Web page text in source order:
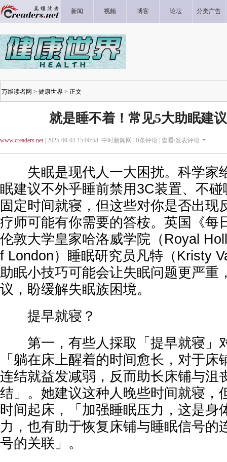
新闻 视频 博客 论坛 分类广告
万维读者网 > 健康世界 > 正文
就是睡不着！常见5大助眠建
www.creaders.net| 2025-09-03 15:00:58 中时新闻网 | 0条评论 | 查看/发表评论
失眠是现代人一大困扰。科学家
眠建议不外乎睡前禁用3C装置、不
固定时间就寝，但这些对你是否出现
疗师可能有你需要的答桉。英国《每
伦敦大学皇家哈洛威学院（Royal
f London）睡眠研究员凡特（Kristy
助眠小技巧可能会让失眠问题更严重
议，盼缓解失眠族困境。
提早就寝？
第一，有些人採取「提早就寝」
「躺在床上醒着的时间愈长，对于
连结就益发减弱，反而助长床铺与沮
结」。她建议这种人晚些时间就寝，
时间起床，「加强睡眠压力，这是身
力，也有助于恢复床铺与睡眠信号的
号的关联」。